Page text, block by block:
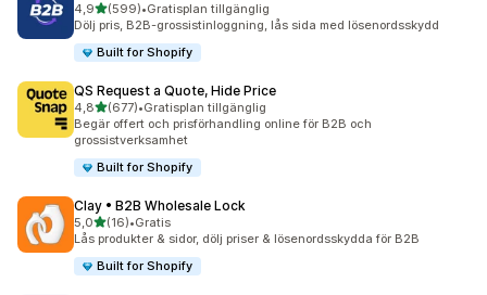
4,9av 5 stjärnor
(599)
599 recensioner totalt
•Gratisplan tillgänglig
Dölj pris, B2B-grossistinloggning, lås sida med lösenordsskydd
Built for Shopify
QS Request a Quote, Hide Price
4,8av 5 stjärnor
(677)
677 recensioner totalt
•Gratisplan tillgänglig
Begär offert och prisförhandling online för B2B och
grossistverksamhet
Built for Shopify
Clay • B2B Wholesale Lock
5,0av 5 stjärnor
(16)
16 recensioner totalt
•Gratis
Lås produkter & sidor, dölj priser & lösenordsskydda för B2B
Built for Shopify